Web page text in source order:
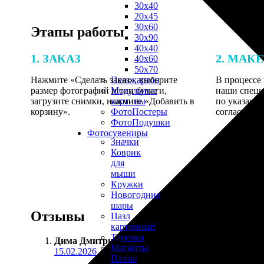
30х40
20х45
30х60
30х90
40х40
40х60
50х70
Пенокартон
Модульные
картины
ФотоПостеры
ФотоПодушки
Фотоcувениры
Значки
Коврик
для
мыши
Кружки
Новогодние
шары
Пазл
картонный
Тарелки
Магниты
Пазлы
Этапы работы
1. ЗАКАЗ
Нажмите «Сделать заказ», выберите
размер фотографий и тип бумаги,
загрузите снимки, нажмите «Добавить в
корзину».
2.
В процессе
наши
по
Отзывы
Дима Дмитриев :
15.02.2026